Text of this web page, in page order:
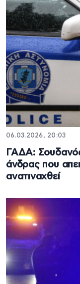
06.03.2026, 20:03
ΓΑΔΑ:
άνδρας που
ανατιναχθεί